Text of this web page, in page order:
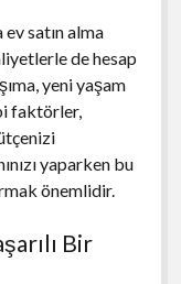
satın alma
de hesap
yeni yaşam
faktörler,
yaparken bu
önemlidir.
Bir